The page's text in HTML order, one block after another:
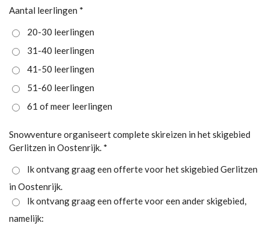
Aantal leerlingen *
20-30 leerlingen
31-40 leerlingen
41-50 leerlingen
51-60 leerlingen
61 of meer leerlingen
Snowventure organiseert complete skireizen in het skigebied
Gerlitzen in Oostenrijk. *
Ik ontvang graag een offerte voor het skigebied Gerlitzen
in Oostenrijk.
Ik ontvang graag een offerte voor een ander skigebied,
namelijk: